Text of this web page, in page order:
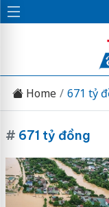
Home 671 tỷ
# 671 tỷ đồng